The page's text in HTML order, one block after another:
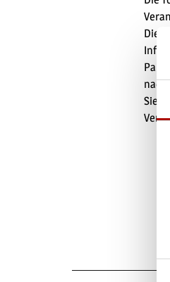
Sie